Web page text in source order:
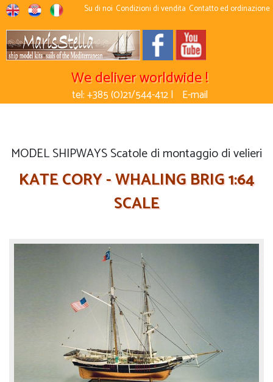
Su di noi Condizioni di vendita Contatto ed ordinazione
We deliver worldwide !
tel: +385 (0)21/544-412 | E-mail
MODEL SHIPWAYS Scatole di montaggio di velieri
KATE CORY - WHALING BRIG 1:64
SCALE